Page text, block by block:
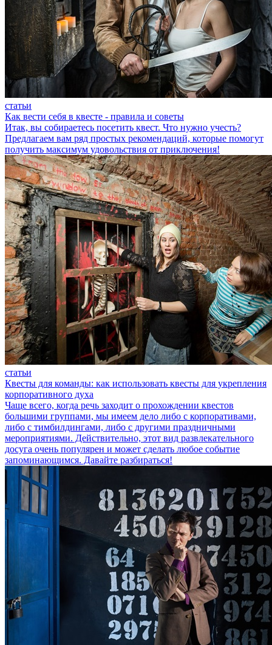
статьи
Как вести себя в квесте - правила и советы
Итак, вы собираетесь посетить квест. Что нужно учесть?
Предлагаем вам ряд простых рекомендаций, которые помогут
получить максимум удовольствия от приключения!
статьи
Квесты для команды: как использовать квесты для укрепления
корпоративного духа
Чаще всего, когда речь заходит о прохождении квестов
большими группами, мы имеем дело либо с корпоративами,
либо с тимбилдингами, либо с другими праздничными
мероприятиями. Действительно, этот вид развлекательного
досуга очень популярен и может сделать любое событие
запоминающимся. Давайте разбираться!